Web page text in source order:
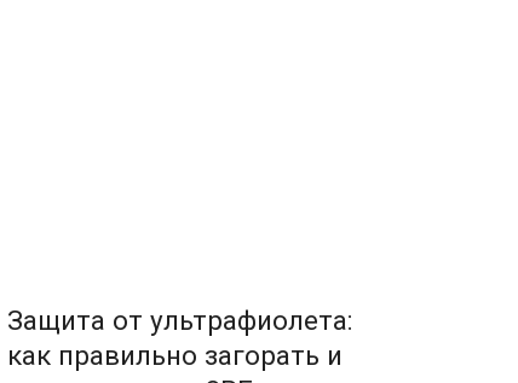
Защита от ультрафиолета:
как правильно загорать и